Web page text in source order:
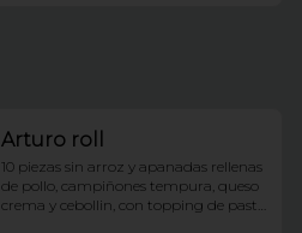
Arturo roll
10 piezas sin arroz y apanadas rellenas
de pollo, campiñones tempura, queso
crema y cebollin, con topping de pasta